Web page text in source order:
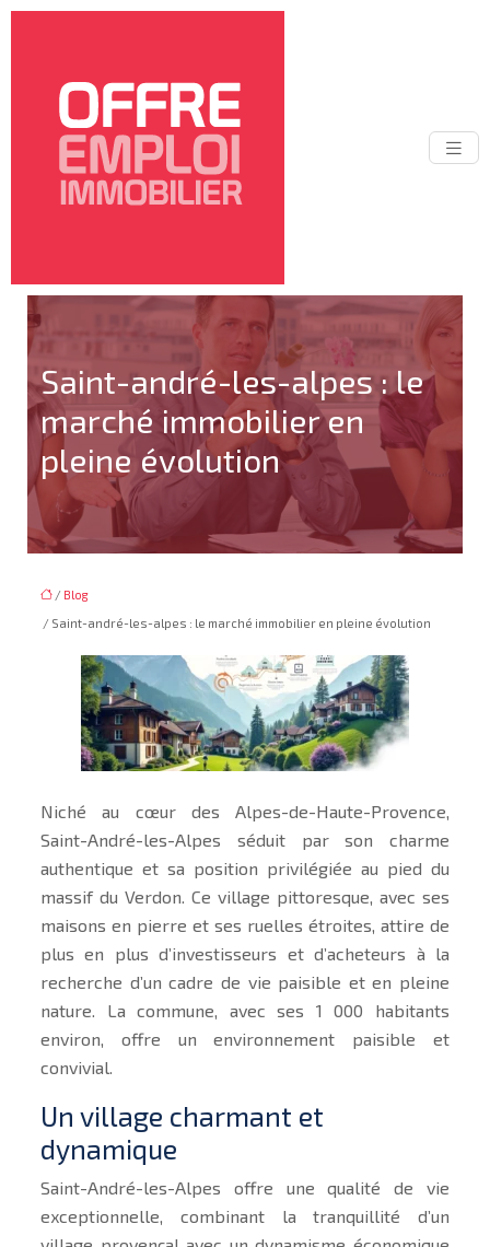
Saint-andré-les-alpes : le
marché immobilier en
pleine évolution
/ Blog
/ Saint-andré-les-alpes : le marché immobilier en pleine évolution
Niché au cœur des Alpes-de-Haute-Provence,
Saint-André-les-Alpes séduit par son charme
authentique et sa position privilégiée au pied du
massif du Verdon. Ce village pittoresque, avec ses
maisons en pierre et ses ruelles étroites, attire de
plus en plus d’investisseurs et d’acheteurs à la
recherche d’un cadre de vie paisible et en pleine
nature. La commune, avec ses 1 000 habitants
environ, offre un environnement paisible et
convivial.
Un village charmant et
dynamique
Saint-André-les-Alpes offre une qualité de vie
exceptionnelle, combinant la tranquillité d’un